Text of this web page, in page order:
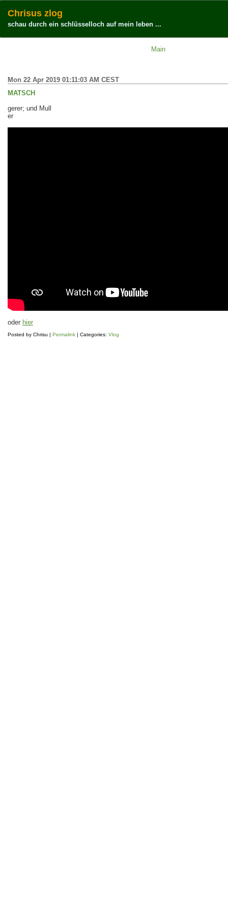
Chrisus zlog
schau durch ein schlüsselloch auf mein leben ...
Main
Mon 22 Apr 2019 01:11:03 AM CEST
MATSCH
gerer; und Mull
er
oder hier
Posted by Chrisu | Permalink | Categories: Vlog